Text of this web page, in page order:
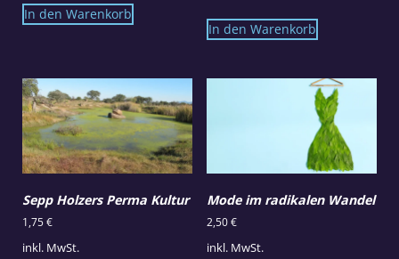
In den Warenkorb
In den Warenkorb
Sepp Holzers Perma Kultur
1,75€
inkl. MwSt.
Mode im radikalen Wandel
2,50€
inkl. MwSt.